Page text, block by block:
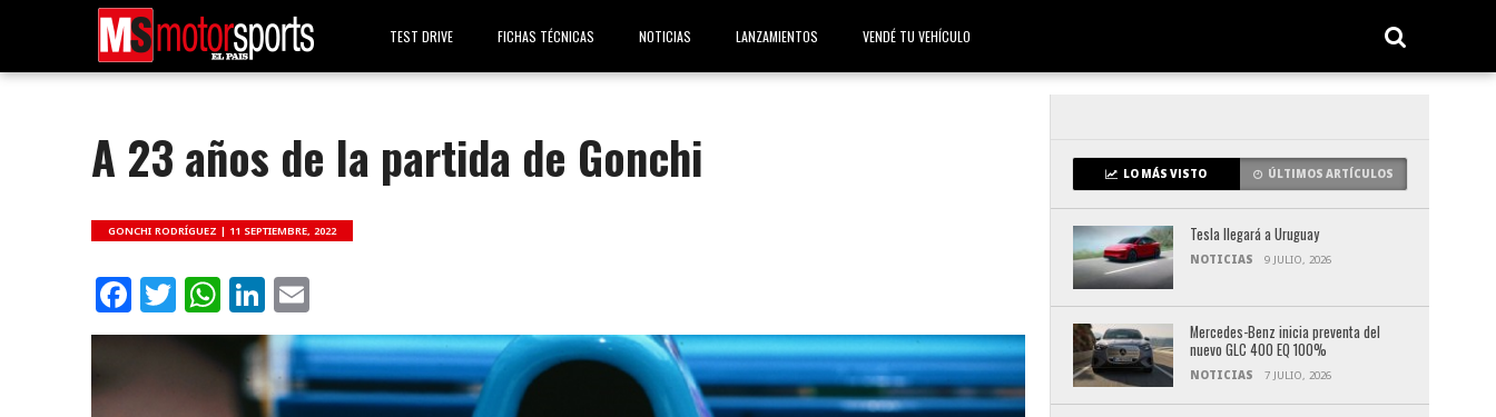
TEST DRIVE FICHAS TÉCNICAS NOTICIAS LANZAMIENTOS VENDÉ TU VEHÍCULO
A 23 años de la partida de Gonchi
GONCHI RODRÍGUEZ | 11 SEPTIEMBRE, 2022
Facebook
Twitter
WhatsApp
LinkedIn
LO MÁS VISTO ÚLTIMOS ARTÍCULOS
Tesla llegará a Uruguay
NOTICIAS 9 JULIO, 2026
Mercedes-Benz inicia preventa del
nuevo GLC 400 EQ 100%
NOTICIAS 7 JULIO, 2026